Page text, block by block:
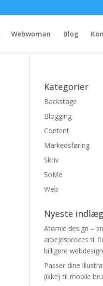
Webwoman Blog
Kategorier
Backstage
Blogging
Content
Markedsføring
Skriv
SoMe
Web
Nyeste indlæg
Atomic design –
arbejdsproces til
billigere webdesign
Passer dine
(ikke) til mobile